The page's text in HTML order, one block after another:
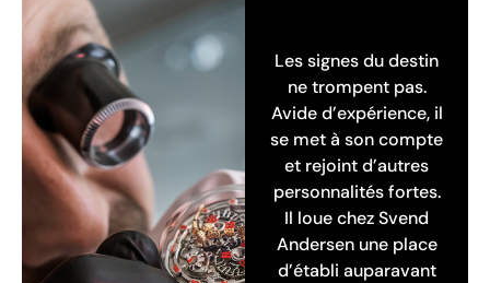
Les signes du destin
ne trompent pas.
Avide d’expérience, il
se met à son compte
et rejoint d’autres
personnalités fortes.
Il loue chez Svend
Andersen une place
d’établi auparavant